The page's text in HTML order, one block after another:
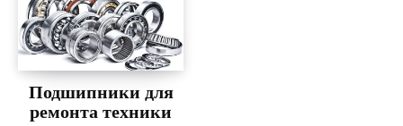
Подшипники для
ремонта техники